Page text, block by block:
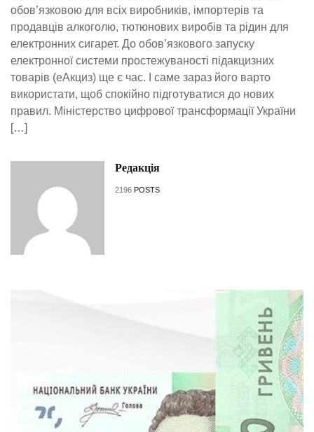
обов’язковою для всіх виробників, імпортерів та
продавців алкоголю, тютюнових виробів та рідин для
електронних сигарет. До обов’язкового запуску
електронної системи простежуваності підакцизних
товарів (еАкциз) ще є час. І саме зараз його варто
використати, щоб спокійно підготуватися до нових
правил. Міністерство цифрової трансформації України
[…]
Редакція
2196 POSTS